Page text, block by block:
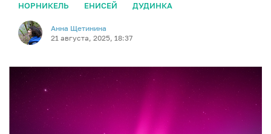
НОРНИКЕЛЬ
ЕНИСЕЙ ДУДИНКА
Анна Щетинина
21 августа, 2025, 18:37